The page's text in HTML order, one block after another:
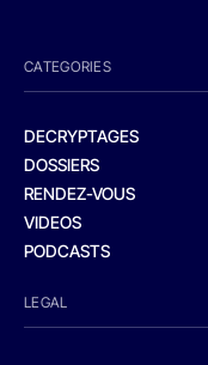
CATEGORIES
DECRYPTAGES
DOSSIERS
RENDEZ-VOUS
VIDEOS
PODCASTS
LEGAL